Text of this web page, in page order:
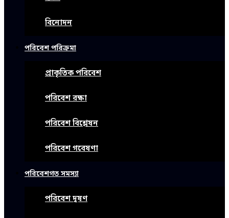
বিনোদন
পরিবেশ পরিক্রমা
প্রাকৃতিক পরিবেশ
পরিবেশ রক্ষা
পরিবেশ বিশ্লেষন
পরিবেশ গবেষণা
পরিবেশগত সমস্যা
পরিবেশ দূষণ